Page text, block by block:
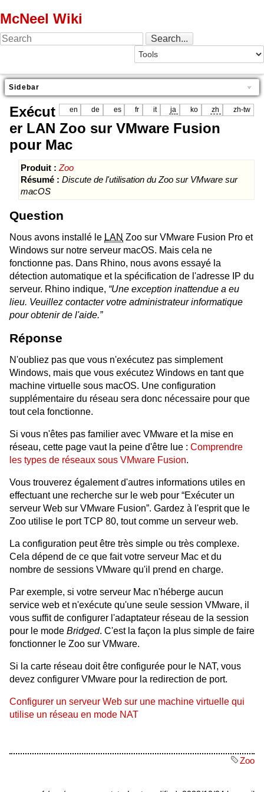
McNeel Wiki
Sidebar
en de es fr it ja ko zh zh-tw
Exécut
er LAN Zoo sur VMware Fusion
pour Mac
Produit : Zoo
Résumé : Discute de l'utilisation du Zoo sur VMware sur
macOS
Question
Nous avons installé le LAN Zoo sur VMware Fusion Pro et
Windows sur notre serveur macOS. Mais cela ne
fonctionne pas. Dans Rhino, nous avons essayé la
détection automatique et la spécification de l'adresse IP du
serveur. Rhino indique, “Une exception inattendue a eu
lieu. Veuillez contacter votre administrateur informatique
pour obtenir de l'aide.”
Réponse
N'oubliez pas que vous n'exécutez pas simplement
Windows, mais que vous exécutez Windows en tant que
machine virtuelle sous macOS. Une configuration
supplémentaire du réseau sera donc nécessaire pour que
tout cela fonctionne.
Si vous n'êtes pas familier avec VMware et la mise en
réseau, cette page vaut la peine d'être lue : Comprendre
les types de réseaux sous VMware Fusion.
Vous trouverez également d'autres informations utiles en
effectuant une recherche sur le web pour “Exécuter un
serveur Web sur VMware Fusion”. Gardez à l'esprit que le
Zoo utilise le port TCP 80, tout comme un serveur web.
La configuration peut être très simple ou très complexe.
Cela dépend de ce que fait votre serveur Mac et du
nombre de sessions VMware qu'il prend en charge.
Par exemple, si votre serveur Mac n'héberge aucun
service web et n'exécute qu'une seule session VMware, il
vous suffit de configurer l'adaptateur réseau de la session
pour le mode Bridged. C'est la façon la plus simple de faire
fonctionner le Zoo sur VMware.
Si la carte réseau doit être configurée pour le NAT, vous
devez configurer VMware pour la redirection de port.
Configurer un serveur Web sur une machine virtuelle qui
utilise un réseau en mode NAT
Zoo